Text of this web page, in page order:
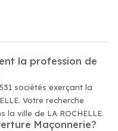
la profession de
sociétés exerçant la
Votre recherche
ville de LA ROCHELLE.
Maçonnerie?